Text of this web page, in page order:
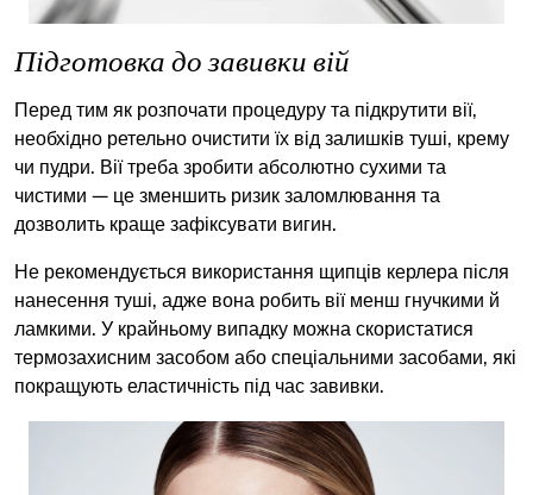
Підготовка до завивки вій
Перед тим як розпочати процедуру та підкрутити вії,
необхідно ретельно очистити їх від залишків туші, крему
чи пудри. Вії треба зробити абсолютно сухими та
чистими — це зменшить ризик заломлювання та
дозволить краще зафіксувати вигин.
Не рекомендується використання щипців керлера після
нанесення туші, адже вона робить вії менш гнучкими й
ламкими. У крайньому випадку можна скористатися
термозахисним засобом або спеціальними засобами, які
покращують еластичність під час завивки.